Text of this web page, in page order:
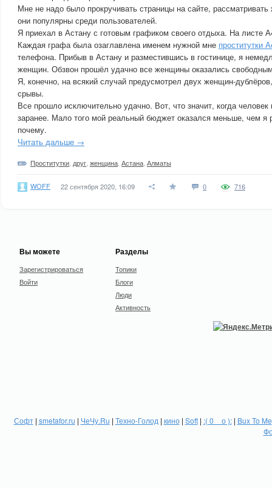
Мне не надо было прокручивать страницы на сайте,
они популярны среди пользователей.
Я приехал в Астану с готовым графиком своего отдыха. На листе
Каждая графа была озаглавлена именем нужной мне проститутки
телефона. Прибыв в Астану и разместившись в гостинице, я
женщин. Обзвон прошёл удачно все женщины оказались
Я, конечно, на всякий случай предусмотрел двух женщин-
срывы.
Все прошло исключительно удачно. Вот, что значит, когда человек
заранее. Мало того мой реальный бюджет оказался меньше, чем я
почему.
Читать дальше →
Проститутки друг женщина Астана Алматы
WOFF 22 сентября 2020, 16:09 0 716
Вы можете
Зарегистрироваться
Войти
Разделы
Топики
Блоги
Люди
Активность
Софт| smetafor.ru | ЧеЧу.Ru | Техно-Голод | кино| Soft| :( 0 _ о ):| Bux To Me